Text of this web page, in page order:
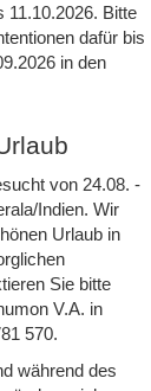
11.10.2026. Bitte
dafür bis
in den
von 24.08. -
Indien. Wir
Urlaub in
Sie bitte
V.A. in
570.
während des